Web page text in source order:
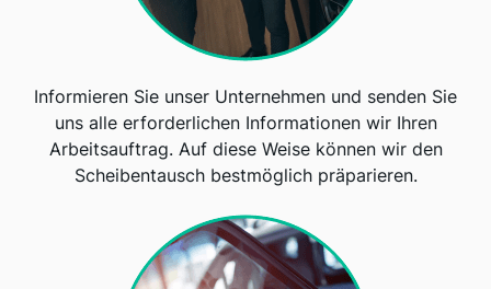
Informieren Sie unser Unternehmen und senden Sie
uns alle erforderlichen Informationen wir Ihren
Arbeitsauftrag. Auf diese Weise können wir den
Scheibentausch bestmöglich präparieren.